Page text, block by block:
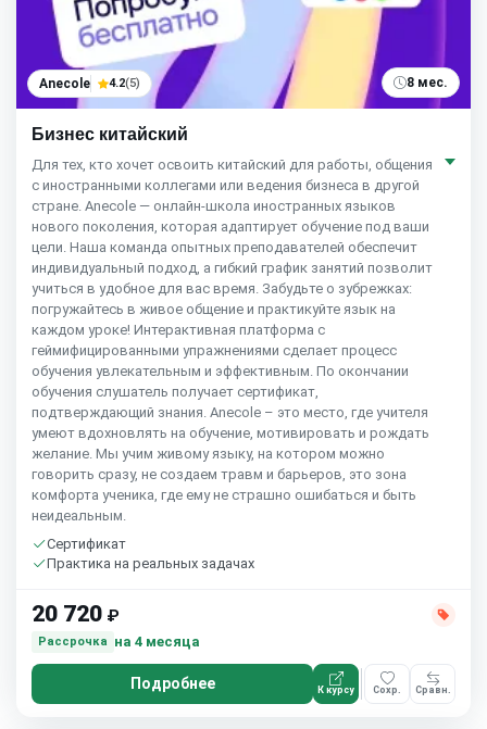
Anecole 4.2(5) 8 мес.
Бизнес китайский
Для тех, кто хочет освоить китайский для работы, общения
с иностранными коллегами или ведения бизнеса в другой
стране. Anecole — онлайн-школа иностранных языков
нового поколения, которая адаптирует обучение под ваши
цели. Наша команда опытных преподавателей обеспечит
индивидуальный подход, а гибкий график занятий позволит
учиться в удобное для вас время. Забудьте о зубрежках:
погружайтесь в живое общение и практикуйте язык на
каждом уроке! Интерактивная платформа с
геймифицированными упражнениями сделает процесс
обучения увлекательным и эффективным. По окончании
обучения слушатель получает сертификат,
подтверждающий знания. Anecole – это место, где учителя
умеют вдохновлять на обучение, мотивировать и рождать
желание. Мы учим живому языку, на котором можно
говорить сразу, не создаем травм и барьеров, это зона
комфорта ученика, где ему не страшно ошибаться и быть
неидеальным.
Сертификат
Практика на реальных задачах
20 720 ₽
Рассрочка на 4 месяца
Подробнее К курсу Сохр. Сравн.